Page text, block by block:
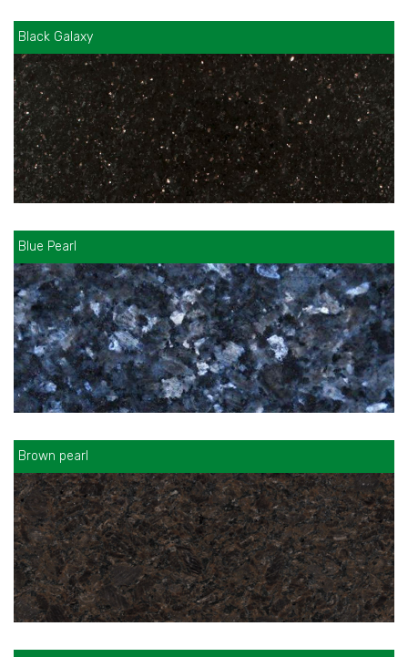
Black Galaxy
Blue Pearl
Brown pearl